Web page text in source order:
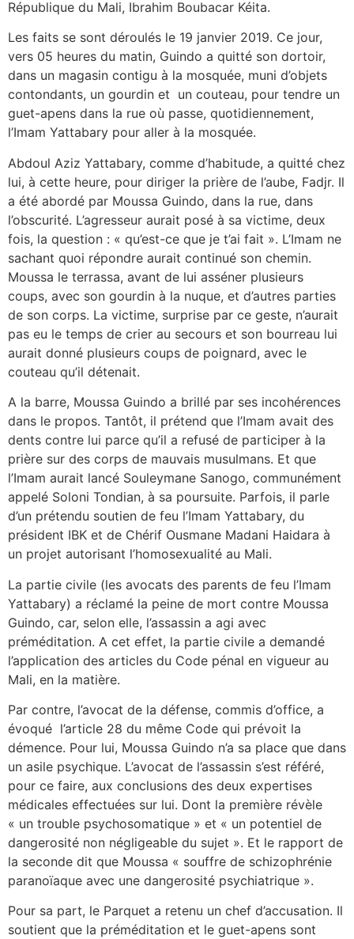
République du Mali, Ibrahim Boubacar Kéita.
Les faits se sont déroulés le 19 janvier 2019. Ce jour,
vers 05 heures du matin, Guindo a quitté son dortoir,
dans un magasin contigu à la mosquée, muni d’objets
contondants, un gourdin et un couteau, pour tendre un
guet-apens dans la rue où passe, quotidiennement,
l’Imam Yattabary pour aller à la mosquée.
Abdoul Aziz Yattabary, comme d’habitude, a quitté chez
lui, à cette heure, pour diriger la prière de l’aube, Fadjr. Il
a été abordé par Moussa Guindo, dans la rue, dans
l’obscurité. L’agresseur aurait posé à sa victime, deux
fois, la question : « qu’est-ce que je t’ai fait ». L’Imam ne
sachant quoi répondre aurait continué son chemin.
Moussa le terrassa, avant de lui asséner plusieurs
coups, avec son gourdin à la nuque, et d’autres parties
de son corps. La victime, surprise par ce geste, n’aurait
pas eu le temps de crier au secours et son bourreau lui
aurait donné plusieurs coups de poignard, avec le
couteau qu’il détenait.
A la barre, Moussa Guindo a brillé par ses incohérences
dans le propos. Tantôt, il prétend que l’Imam avait des
dents contre lui parce qu’il a refusé de participer à la
prière sur des corps de mauvais musulmans. Et que
l’Imam aurait lancé Souleymane Sanogo, communément
appelé Soloni Tondian, à sa poursuite. Parfois, il parle
d’un prétendu soutien de feu l’Imam Yattabary, du
président IBK et de Chérif Ousmane Madani Haidara à
un projet autorisant l’homosexualité au Mali.
La partie civile (les avocats des parents de feu l’Imam
Yattabary) a réclamé la peine de mort contre Moussa
Guindo, car, selon elle, l’assassin a agi avec
préméditation. A cet effet, la partie civile a demandé
l’application des articles du Code pénal en vigueur au
Mali, en la matière.
Par contre, l’avocat de la défense, commis d’office, a
évoqué l’article 28 du même Code qui prévoit la
démence. Pour lui, Moussa Guindo n’a sa place que dans
un asile psychique. L’avocat de l’assassin s’est référé,
pour ce faire, aux conclusions des deux expertises
médicales effectuées sur lui. Dont la première révèle
« un trouble psychosomatique » et « un potentiel de
dangerosité non négligeable du sujet ». Et le rapport de
la seconde dit que Moussa « souffre de schizophrénie
paranoïaque avec une dangerosité psychiatrique ».
Pour sa part, le Parquet a retenu un chef d’accusation. Il
soutient que la préméditation et le guet-apens sont